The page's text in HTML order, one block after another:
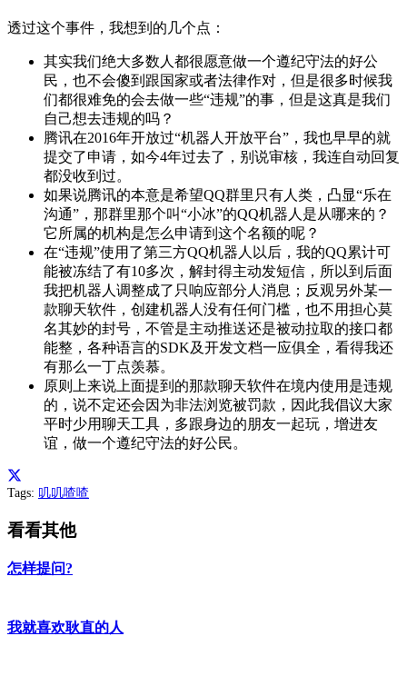
透过这个事件，我想到的几个点：
其实我们绝大多数人都很愿意做一个遵纪守法的好公
民，也不会傻到跟国家或者法律作对，但是很多时候我
们都很难免的会去做一些“违规”的事，但是这真是我们
自己想去违规的吗？
腾讯在2016年开放过“机器人开放平台”，我也早早的就
提交了申请，如今4年过去了，别说审核，我连自动回复
都没收到过。
如果说腾讯的本意是希望QQ群里只有人类，凸显“乐在
沟通”，那群里那个叫“小冰”的QQ机器人是从哪来的？
它所属的机构是怎么申请到这个名额的呢？
在“违规”使用了第三方QQ机器人以后，我的QQ累计可
能被冻结了有10多次，解封得主动发短信，所以到后面
我把机器人调整成了只响应部分人消息；反观另外某一
款聊天软件，创建机器人没有任何门槛，也不用担心莫
名其妙的封号，不管是主动推送还是被动拉取的接口都
能整，各种语言的SDK及开发文档一应俱全，看得我还
有那么一丁点羡慕。
原则上来说上面提到的那款聊天软件在境内使用是违规
的，说不定还会因为非法浏览被罚款，因此我倡议大家
平时少用聊天工具，多跟身边的朋友一起玩，增进友
谊，做一个遵纪守法的好公民。
Tags: 叽叽喳喳
看看其他
怎样提问?
我就喜欢耿直的人